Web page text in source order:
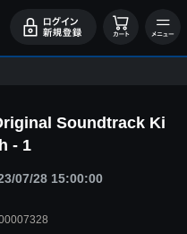
Soundtrack Ki
- 1
07/28 15:00:00